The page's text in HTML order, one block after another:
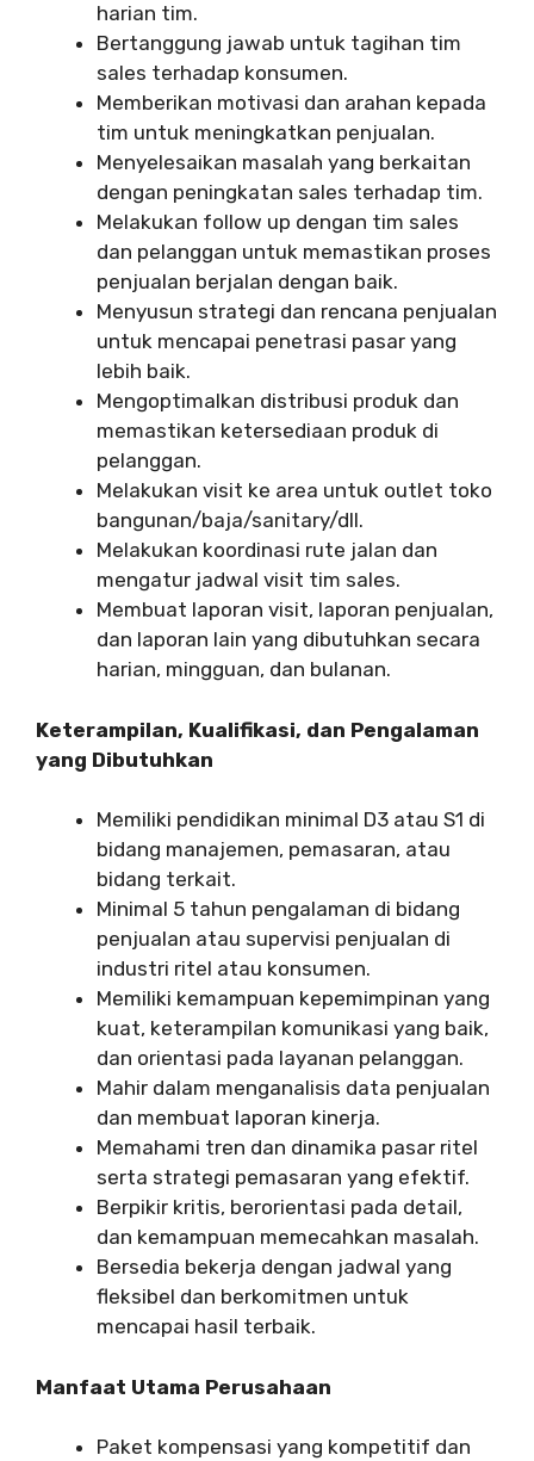
harian tim.
Bertanggung jawab untuk tagihan tim
sales terhadap konsumen.
Memberikan motivasi dan arahan kepada
tim untuk meningkatkan penjualan.
Menyelesaikan masalah yang berkaitan
dengan peningkatan sales terhadap tim.
Melakukan follow up dengan tim sales
dan pelanggan untuk memastikan proses
penjualan berjalan dengan baik.
Menyusun strategi dan rencana penjualan
untuk mencapai penetrasi pasar yang
lebih baik.
Mengoptimalkan distribusi produk dan
memastikan ketersediaan produk di
pelanggan.
Melakukan visit ke area untuk outlet toko
bangunan/baja/sanitary/dll.
Melakukan koordinasi rute jalan dan
mengatur jadwal visit tim sales.
Membuat laporan visit, laporan penjualan,
dan laporan lain yang dibutuhkan secara
harian, mingguan, dan bulanan.
Keterampilan, Kualifikasi, dan Pengalaman
yang Dibutuhkan
Memiliki pendidikan minimal D3 atau S1 di
bidang manajemen, pemasaran, atau
bidang terkait.
Minimal 5 tahun pengalaman di bidang
penjualan atau supervisi penjualan di
industri ritel atau konsumen.
Memiliki kemampuan kepemimpinan yang
kuat, keterampilan komunikasi yang baik,
dan orientasi pada layanan pelanggan.
Mahir dalam menganalisis data penjualan
dan membuat laporan kinerja.
Memahami tren dan dinamika pasar ritel
serta strategi pemasaran yang efektif.
Berpikir kritis, berorientasi pada detail,
dan kemampuan memecahkan masalah.
Bersedia bekerja dengan jadwal yang
fleksibel dan berkomitmen untuk
mencapai hasil terbaik.
Manfaat Utama Perusahaan
Paket kompensasi yang kompetitif dan